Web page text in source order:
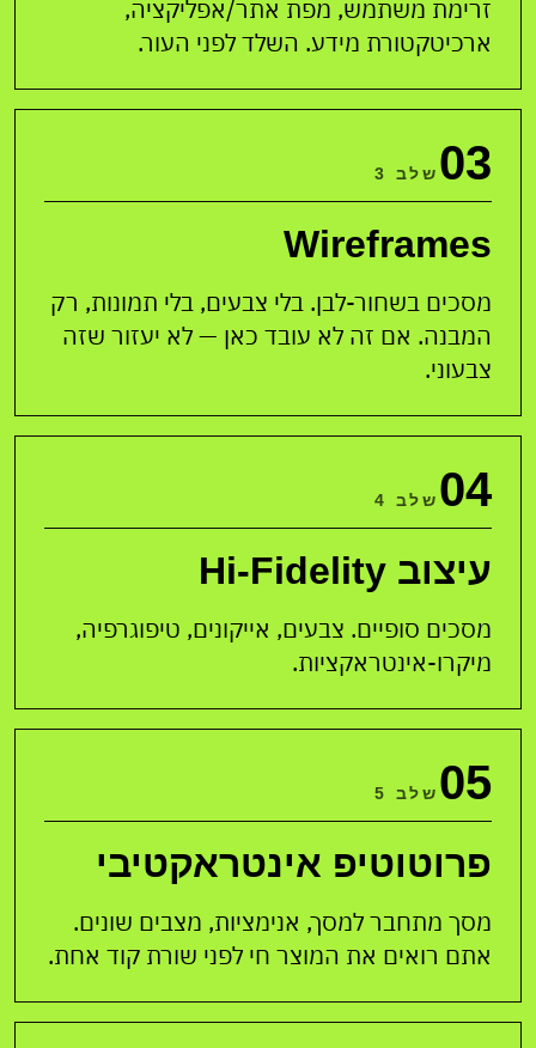
זרימת משתמש, מפת אתר/אפליקציה,
ארכיטקטורת מידע. השלד לפני העור.
03 שלב 3
Wireframes
מסכים בשחור-לבן. בלי צבעים, בלי תמונות, רק
המבנה. אם זה לא עובד כאן — לא יעזור שזה
צבעוני.
04 שלב 4
עיצוב Hi-Fidelity
מסכים סופיים. צבעים, אייקונים, טיפוגרפיה,
מיקרו-אינטראקציות.
05 שלב 5
פרוטוטיפ אינטראקטיבי
מסך מתחבר למסך, אנימציות, מצבים שונים.
אתם רואים את המוצר חי לפני שורת קוד אחת.